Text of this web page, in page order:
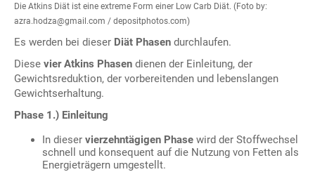
Die Atkins Diät ist eine extreme Form einer Low Carb Diät. (Foto by:
azra.hodza@gmail.com / depositphotos.com)
Es werden bei dieser Diät Phasen durchlaufen.
Diese vier Atkins Phasen dienen der Einleitung, der
Gewichtsreduktion, der vorbereitenden und lebenslangen
Gewichtserhaltung.
Phase 1.) Einleitung
In dieser vierzehntägigen Phase wird der Stoffwechsel
schnell und konsequent auf die Nutzung von Fetten als
Energieträgern umgestellt.